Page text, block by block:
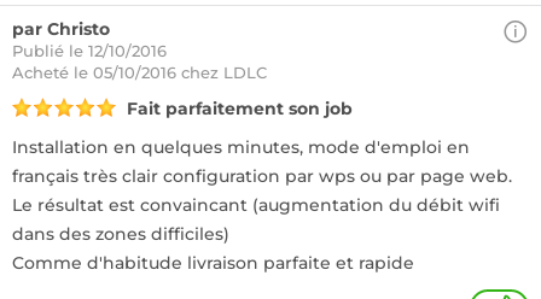
par Christo
Publié le 12/10/2016
Acheté le 05/10/2016 chez LDLC
Fait parfaitement son job
Installation en quelques minutes, mode d'emploi en
français très clair configuration par wps ou par page web.
Le résultat est convaincant (augmentation du débit wifi
dans des zones difficiles)
Comme d'habitude livraison parfaite et rapide